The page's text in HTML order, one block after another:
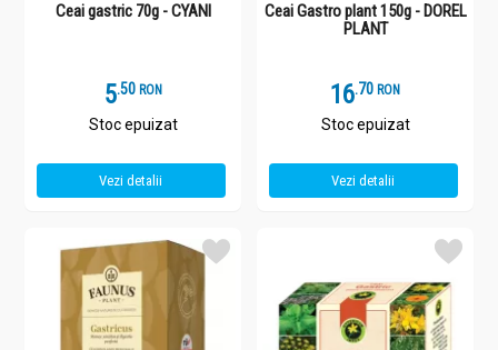
Ceai gastric 70g - CYANI
5.5 RON
Stoc epuizat
Vezi detalii
Ceai Gastro plant 150g - DOREL
PLANT
16.7 RON
Stoc epuizat
Vezi detalii